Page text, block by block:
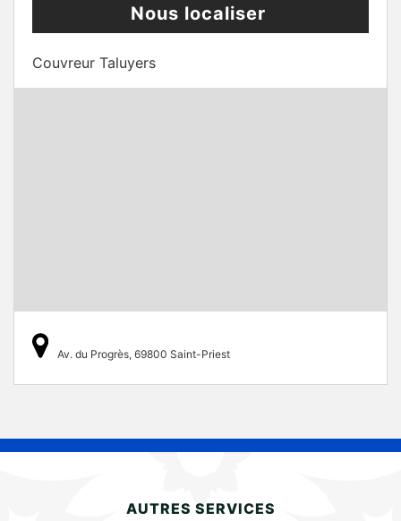
Nous localiser
Couvreur Taluyers
Av. du Progrès, 69800 Saint-Priest
AUTRES SERVICES